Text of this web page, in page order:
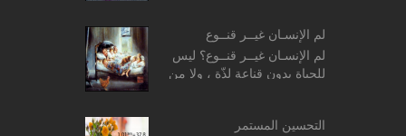
الصلاة. ...
لم الإنسـان غيــر قنــوع
لم الإنسـان غيــر قنــوع؟ ليس
للحياة بدون قناعة لذّة ، ولا من
الجّشع طب...
التحسين المستمر